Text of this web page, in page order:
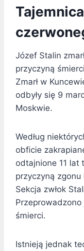
Józef Stalin
przyczyną
Zmarł w
odbyły się 9
Moskwie.
Według
obficie
odtajnione 11 lat
przyczyną
Sekcja zwłok
śmierci.
Istnieją jednak